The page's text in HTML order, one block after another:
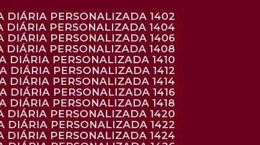
DIÁRIA PERSONALIZADA 1402
DIÁRIA PERSONALIZADA 1404
DIÁRIA PERSONALIZADA 1406
DIÁRIA PERSONALIZADA 1408
DIÁRIA PERSONALIZADA 1410
DIÁRIA PERSONALIZADA 1412
DIÁRIA PERSONALIZADA 1414
DIÁRIA PERSONALIZADA 1416
DIÁRIA PERSONALIZADA 1418
DIÁRIA PERSONALIZADA 1420
DIÁRIA PERSONALIZADA 1422
DIÁRIA PERSONALIZADA 1424